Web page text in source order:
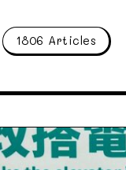
1806 Articles